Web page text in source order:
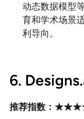
动态数据模型
育和学术场景
利导向。
6.
推荐指数：